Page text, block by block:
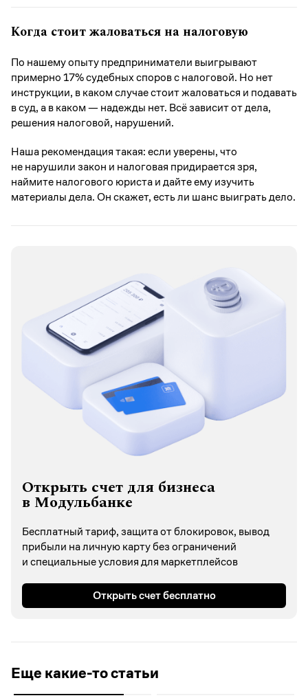
Когда стоит жаловаться на налоговую
По нашему опыту предприниматели выигрывают
примерно 17% судебных споров с налоговой. Но нет
инструкции, в каком случае стоит жаловаться и подавать
в суд, а в каком — надежды нет. Всё зависит от дела,
решения налоговой, нарушений.
Наша рекомендация такая: если уверены, что
не нарушили закон и налоговая придирается зря,
наймите налогового юриста и дайте ему изучить
материалы дела. Он скажет, есть ли шанс выиграть дело.
Открыть счет для бизнеса
в Модульбанке
Бесплатный тариф, защита от блокировок, вывод
прибыли на личную карту без ограничений
и специальные условия для маркетплейсов
Открыть счет бесплатно
Еще какие-то статьи